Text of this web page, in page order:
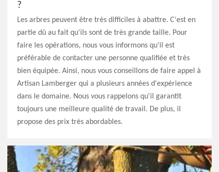
?
Les arbres peuvent être très difficiles à abattre. C'est en
partie dû au fait qu'ils sont de très grande taille. Pour
faire les opérations, nous vous informons qu'il est
préférable de contacter une personne qualifiée et très
bien équipée. Ainsi, nous vous conseillons de faire appel à
Artisan Lamberger qui a plusieurs années d'expérience
dans le domaine. Nous vous rappelons qu'il garantit
toujours une meilleure qualité de travail. De plus, il
propose des prix très abordables.